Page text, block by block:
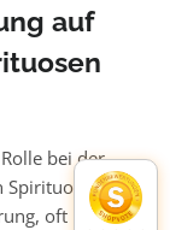
auf
bei der
Spirituosen
oft in